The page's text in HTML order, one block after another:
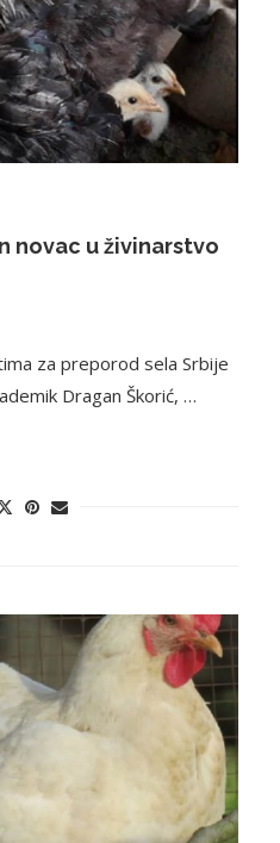
novac u živinarstvo
za preporod sela Srbije
Dragan Škorić, …